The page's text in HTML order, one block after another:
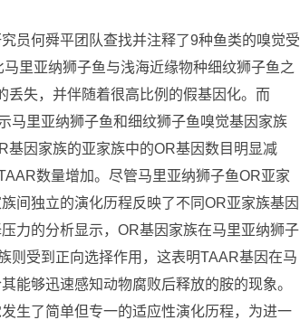
员何舜平团队查找并注释了9种鱼类的嗅觉受
里亚纳狮子鱼与浅海近缘物种细纹狮子鱼之
丢失，并伴随着很高比例的假基因化。而
马里亚纳狮子鱼和细纹狮子鱼嗅觉基因家族
基因家族的亚家族中的OR基因数目明显减
数量增加。尽管马里亚纳狮子鱼OR亚家
间独立的演化历程反映了不同OR亚家族基因
力的分析显示，OR基因家族在马里亚纳狮子
则受到正向选择作用，这表明TAAR基因在马
能够迅速感知动物腐败后释放的胺的现象。
生了简单但专一的适应性演化历程，为进一